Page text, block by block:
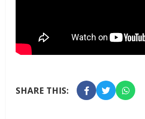
SHARE THIS: